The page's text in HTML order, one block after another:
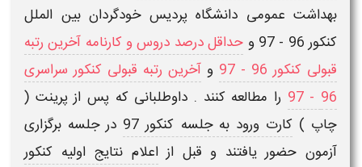
بهداشت عمومی دانشگاه پردیس خودگردان بین الملل
کنکور 96 - 97
و حداقل درصد دروس و کارنامه آخرین رتبه
قبولی کنکور 96 - 97
و آخرین رتبه قبولی کنکور سراسری
96 - 97
را مطالعه کنند . داوطلبانی که پس از پرینت (
چاپ ) کارت ورود به جلسه کنکور 97
در جلسه برگزاری
آزمون حضور یافتند و قبل ازاعلام نتایج اولیه کنکور